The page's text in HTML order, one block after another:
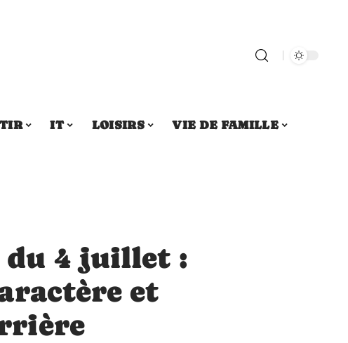
IT LOISIRS
VIE DE FAMILLE
4 juillet :
et